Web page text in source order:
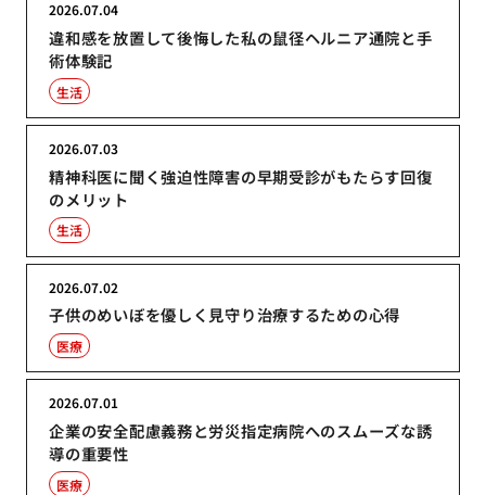
違和感を放置して後悔した私の鼠径ヘルニア通院と手
術体験記
2026.07.04
生活
精神科医に聞く強迫性障害の早期受診がもたらす回復
のメリット
2026.07.03
生活
子供のめいぼを優しく見守り治療するための心得
2026.07.02
医療
企業の安全配慮義務と労災指定病院へのスムーズな誘
導の重要性
2026.07.01
医療